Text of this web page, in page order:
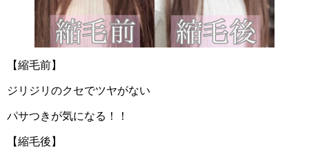
【縮毛前】
ジリジリのクセでツヤがない
パサつきが気になる！！
【縮毛後】